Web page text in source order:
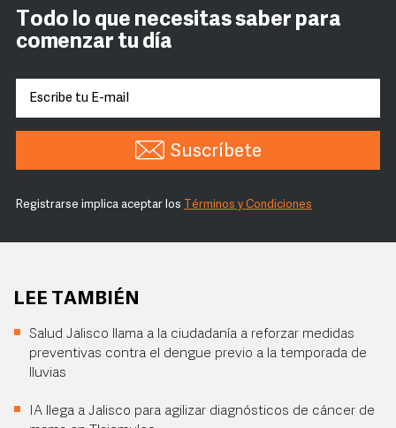
Todo lo que necesitas saber para
comenzar tu día
Suscríbete
Registrarse implica aceptar los Términos y Condiciones
LEE TAMBIÉN
Salud Jalisco llama a la ciudadanía a reforzar medidas
preventivas contra el dengue previo a la temporada de
lluvias
IA llega a Jalisco para agilizar diagnósticos de cáncer de